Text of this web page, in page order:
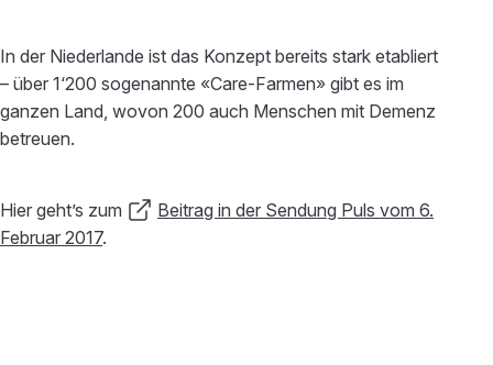
In der Niederlande ist das Konzept bereits stark etabliert
– über 1‘200 sogenannte «Care-Farmen» gibt es im
ganzen Land, wovon 200 auch Menschen mit Demenz
betreuen.
Hier geht’s zum
Beitrag in der Sendung Puls vom 6.
Februar 2017.